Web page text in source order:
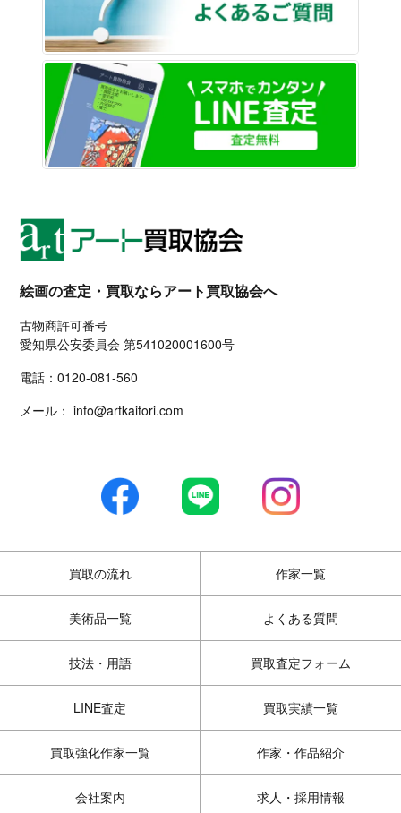
絵画の査定・買取ならアート買取協会へ
古物商許可番号
愛知県公安委員会 第541020001600号
電話：0120-081-560
メール： info@artkaitori.com
買取の流れ 作家一覧
美術品一覧 よくある質問
技法・用語 買取査定フォーム
LINE査定 買取実績一覧
買取強化作家一覧 作家・作品紹介
会社案内 求人・採用情報